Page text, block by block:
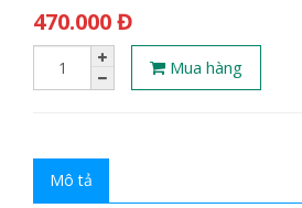
470.000 Đ
Mua hàng
Mô tả